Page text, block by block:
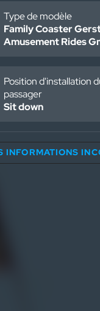
Type de modèle
Family Coaster
Amusement Rides
Position d'installation
passager
Sit down
INFORMATIONS